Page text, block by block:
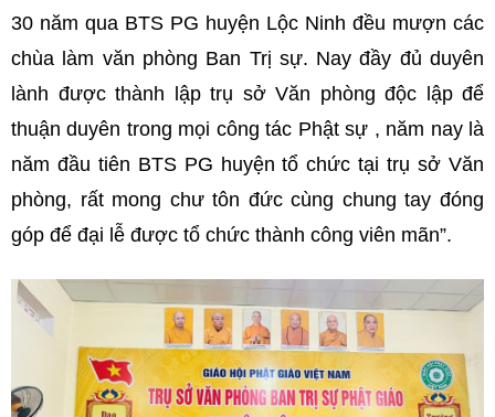
30 năm qua BTS PG huyện Lộc Ninh đều mượn các
chùa làm văn phòng Ban Trị sự. Nay đầy đủ duyên
lành được thành lập trụ sở Văn phòng độc lập để
thuận duyên trong mọi công tác Phật sự , năm nay là
năm đầu tiên BTS PG huyện tổ chức tại trụ sở Văn
phòng, rất mong chư tôn đức cùng chung tay đóng
góp để đại lễ được tổ chức thành công viên mãn”.